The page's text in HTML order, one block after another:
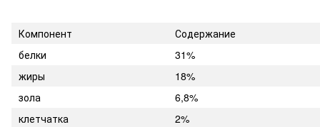
Компонент
Содержание
белки
31%
жиры
18%
зола
6,8%
клетчатка
2%